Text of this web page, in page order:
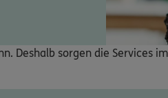
Deshalb sorgen die Services